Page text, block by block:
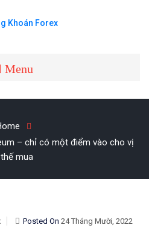
FOREX
Forex
Menu
– chỉ có một điểm vào cho vị
thế mua
Posted On 24 Tháng Mười, 2022